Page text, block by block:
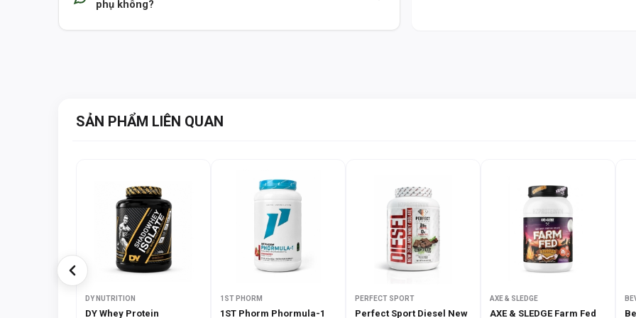
phụ không?
Với công nghệ lọc ép lạnh tiên tiến, Beyond
bỏ tạp chất không cần thiết. Điều này giúp cơ
xây dựng cơ bắp săn chắc.
Sản phẩm tự hào với bảng thành phần sạch,
kiêng nghiêm ngặt. Thêm vào đó, hương vị
SẢN PHẨM LIÊN QUAN
DY NUTRITION
DY Whey Protein
1ST PHORM
1ST Phorm Phormula-1
PERFECT SPORT
Perfect Sport Diesel New
AXE & SLEDGE
AXE & SLEDGE Farm Fed